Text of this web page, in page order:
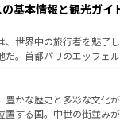
るイタリアで、忘れられ
のイタリア情報は
くこの国では、情熱的な
そして美味しいタパスが
ドリードの洗練された雰
れた街角から、地方では
によって風土や気候が異
性で訪れる人を魅
覧を参照してほしい。
基本情報と観光ガイ
、世界中の旅行者を魅了
だ。首都パリのエッフェ
魅力が詰まっている。華
いビーチ、そして豊かな
る。また、フランスは美
豊かな歴史と多彩な文化
置する国。中世の街並み